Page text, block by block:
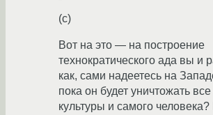
(c)
Вот на это — на построение
технократического ада вы и
как, сами надеетесь на
пока он будет уничтожать
культуры и самого